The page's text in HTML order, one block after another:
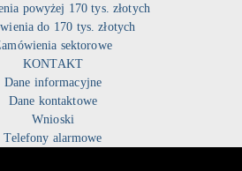
powyżej 170 tys. złotych
do 170 tys. złotych
sektorowe
KONTAKT
Dane informacyjne
Dane kontaktowe
Wnioski
Telefony alarmowe